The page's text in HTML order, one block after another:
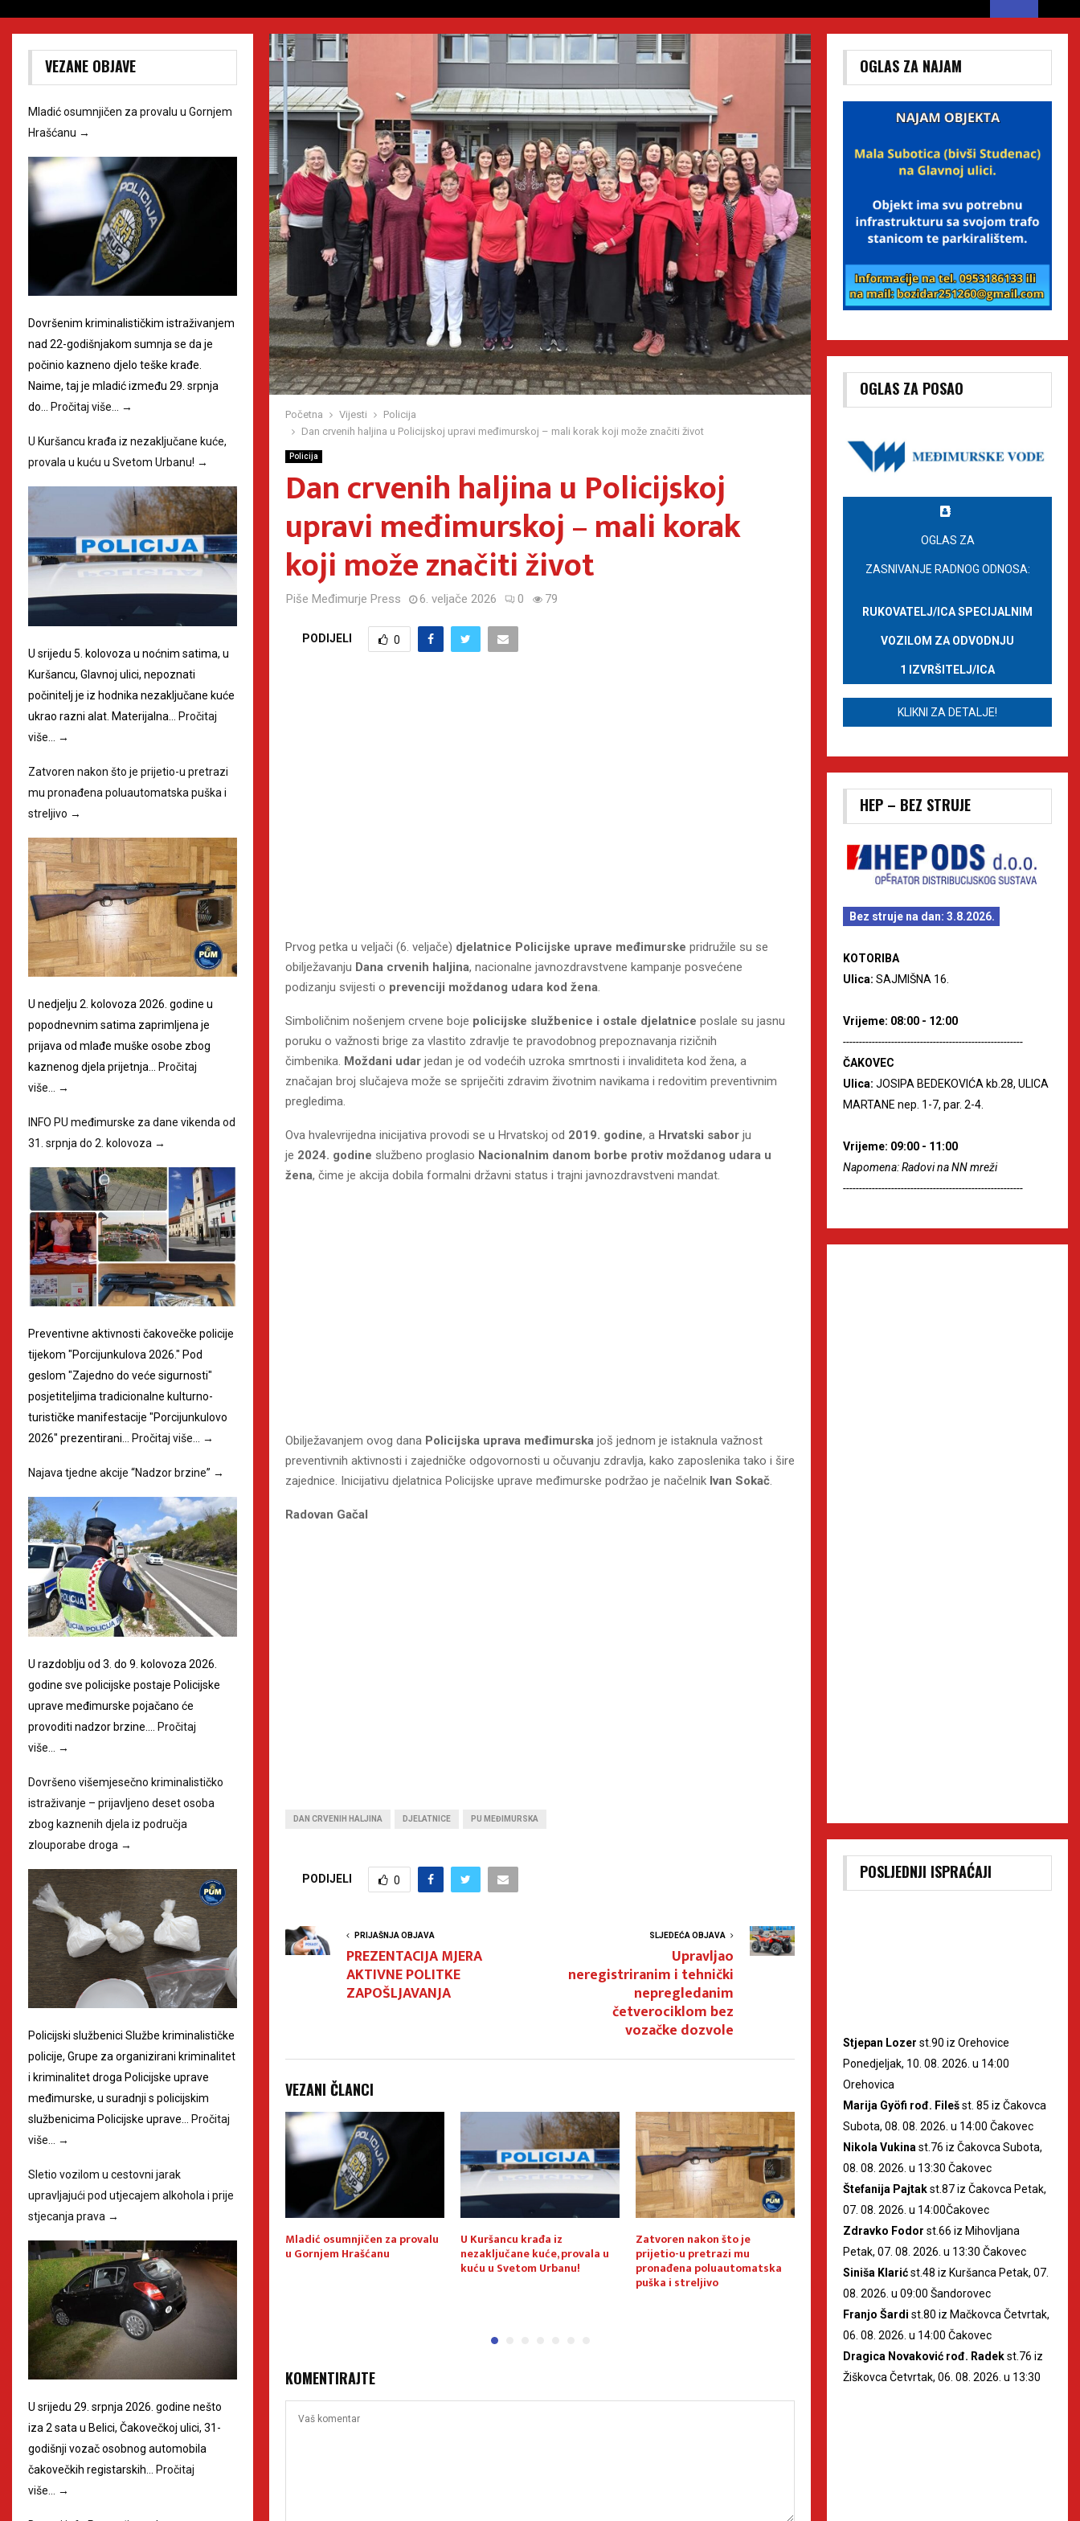
Početna Vijesti
Policija
Dan crvenih haljina u Policijskoj upravi međimurskoj – mali korak koji može značiti život
Policija
Dan crvenih haljina u Policijskoj
upravi međimurskoj – mali korak
koji može značiti život
Piše Međimurje Press 6. veljače 2026 0 79
PODIJELI 0
Prvog petka u veljači (6. veljače) djelatnice Policijske uprave međimurske pridružile su se
obilježavanju Dana crvenih haljina, nacionalne javnozdravstvene kampanje posvećene
podizanju svijesti o prevenciji moždanog udara kod žena.
Simboličnim nošenjem crvene boje policijske službenice i ostale djelatnice poslale su jasnu
poruku o važnosti brige za vlastito zdravlje te pravodobnog prepoznavanja rizičnih
čimbenika. Moždani udar jedan je od vodećih uzroka smrtnosti i invaliditeta kod žena, a
značajan broj slučajeva može se spriječiti zdravim životnim navikama i redovitim preventivnim
pregledima.
Ova hvalevrijedna inicijativa provodi se u Hrvatskoj od 2019. godine, a Hrvatski sabor ju
je 2024. godine službeno proglasio Nacionalnim danom borbe protiv moždanog udara u
žena, čime je akcija dobila formalni državni status i trajni javnozdravstveni mandat.
Obilježavanjem ovog dana Policijska uprava međimurska još jednom je istaknula važnost
preventivnih aktivnosti i zajedničke odgovornosti u očuvanju zdravlja, kako zaposlenika tako i šire
zajednice. Inicijativu djelatnica Policijske uprave međimurske podržao je načelnik Ivan Sokač.
Radovan Gačal
DAN CRVENIH HALJINA DJELATNICE PU MEĐIMURSKA
PODIJELI 0
PRIJAŠNJA OBJAVA
PREZENTACIJA MJERA
AKTIVNE POLITKE
ZAPOŠLJAVANJA
SLJEDEĆA OBJAVA
Upravljao
neregistriranim i tehnički
nepregledanim
četverociklom bez
vozačke dozvole
VEZANI ČLANCI
uzrok
pogonu
Preventivno-represivna akcija
u Prelogu: Parkirajte
odgovorno i mislite na druge
Mladić osumnjičen za provalu
u Gornjem Hrašćanu
U Kuršancu krađa iz
nezaključane kuće, provala u
kuću u Svetom Urbanu!
Zatvoren nakon što je
prijetio-u pretrazi mu
pronađena poluautomatska
puška i streljivo
INFO PU međimurske za dane
vikenda od 31. srpnja do 2.
kolovoza
Najava tjedne
brzine”
KOMENTIRAJTE
VEZANE OBJAVE
Mladić osumnjičen za provalu u Gornjem
Hrašćanu →
Dovršenim kriminalističkim istraživanjem
nad 22-godišnjakom sumnja se da je
počinio kazneno djelo teške krađe.
Naime, taj je mladić između 29. srpnja
do… Pročitaj više… →
U Kuršancu krađa iz nezaključane kuće,
provala u kuću u Svetom Urbanu! →
U srijedu 5. kolovoza u noćnim satima, u
Kuršancu, Glavnoj ulici, nepoznati
počinitelj je iz hodnika nezaključane kuće
ukrao razni alat. Materijalna…
Pročitaj
više…
→
Zatvoren nakon što je prijetio-u pretrazi
mu pronađena poluautomatska puška i
streljivo →
U nedjelju 2. kolovoza 2026. godine u
popodnevnim satima zaprimljena je
prijava od mlađe muške osobe zbog
kaznenog djela prijetnja…
Pročitaj
više…
→
INFO PU međimurske za dane vikenda od
31. srpnja do 2. kolovoza →
Preventivne aktivnosti čakovečke policije
tijekom "Porcijunkulova 2026." Pod
geslom "Zajedno do veće sigurnosti"
posjetiteljima tradicionalne kulturno-
turističke manifestacije "Porcijunkulovo
2026" prezentirani… Pročitaj više… →
Najava tjedne akcije “Nadzor brzine” →
U razdoblju od 3. do 9. kolovoza 2026.
godine sve policijske postaje Policijske
uprave međimurske pojačano će
provoditi nadzor brzine.… Pročitaj
više…
→
Dovršeno višemjesečno kriminalističko
istraživanje – prijavljeno deset osoba
zbog kaznenih djela iz područja
zlouporabe droga →
Policijski službenici Službe kriminalističke
policije, Grupe za organizirani kriminalitet
i kriminalitet droga Policijske uprave
međimurske, u suradnji s policijskim
službenicima Policijske uprave…
Pročitaj
više…
→
Sletio vozilom u cestovni jarak
upravljajući pod utjecajem alkohola i prije
stjecanja prava →
U srijedu 29. srpnja 2026. godine nešto
iza 2 sata u Belici, Čakovečkoj ulici, 31-
godišnji vozač osobnog automobila
čakovečkih registarskih…
Pročitaj
više…
→
OGLAS ZA NAJAM
OGLAS ZA POSAO
OGLAS ZA
ZASNIVANJE RADNOG ODNOSA:
RUKOVATELJ/ICA SPECIJALNIM
VOZILOM ZA ODVODNJU
1 IZVRŠITELJ/ICA
KLIKNI ZA DETALJE!
HEP – BEZ STRUJE
Bez struje na dan: 3.8.2026.
KOTORIBA
Ulica: SAJMIŠNA 16.
Vrijeme: 08:00 - 12:00
--------------------------------------------------------
ČAKOVEC
Ulica: JOSIPA BEDEKOVIĆA kb.28, ULICA
MARTANE nep. 1-7, par. 2-4.
Vrijeme: 09:00 - 11:00
Napomena: Radovi na NN mreži
--------------------------------------------------------
POSLJEDNJI ISPRAĆAJI
Stjepan Lozer st.90 iz Orehovice
Ponedjeljak, 10. 08. 2026. u 14:00
Orehovica
Marija Gyöfi rođ. Filešst. 85 iz Čakovca
Subota, 08. 08. 2026. u 14:00 Čakovec
Nikola Vukina st.76 iz Čakovca Subota,
08. 08. 2026. u 13:30 Čakovec
Štefanija Pajtakst.87 iz Čakovca Petak,
07. 08. 2026. u 14:00Čakovec
Zdravko Fodor st.66 iz Mihovljana
Petak, 07. 08. 2026. u 13:30 Čakovec
Siniša Klarićst.48 iz Kuršanca Petak, 07.
08. 2026. u 09:00 Šandorovec
Franjo Šardi st.80 iz Mačkovca Četvrtak,
06. 08. 2026. u 14:00 Čakovec
Dragica Novaković rođ. Radekst.76 iz
Žiškovca Četvrtak, 06. 08. 2026. u 13:30